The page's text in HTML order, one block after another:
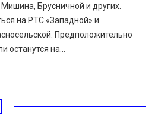
Брусничной и других.
на РТС «Западной» и
Предположительно
останутся на...